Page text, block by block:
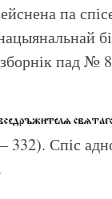
па
пад №
Спіс